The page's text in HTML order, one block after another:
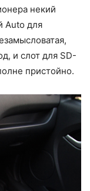
некий
Auto для
и слот для SD-
пристойно.